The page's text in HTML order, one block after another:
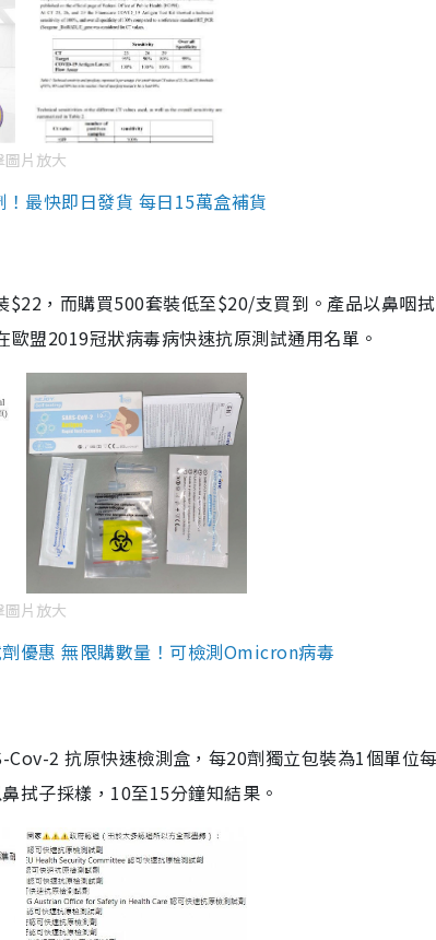
圖片放大
最快即日發貨 每日15萬盒補貨
，而購買500套裝低至$20/支買到。產品以鼻咽
盟2019冠狀病毒病快速抗原測試通用名單。
圖片放大
優惠 無限購數量！可檢測Omicron病毒
2 抗原快速檢測盒，每20劑獨立包裝為1個單位
拭子採樣，10至15分鐘知結果。